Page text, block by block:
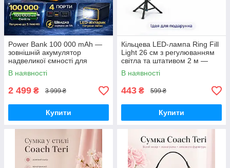
Power Bank 100 000 mAh —
зовнішній акумулятор
надвеликої ємності для
телефону, роутера та
автономного живлення
В наявності
2 499 ₴ 3 999 ₴
Купити
Кільцева LED-лампа Ring Fill
Light 26 см з регулюванням
світла та штативом 2 м —
світло для селфі, блогерів,
візажистів, фото-віде
В наявності
443 ₴ 599 ₴
Купити